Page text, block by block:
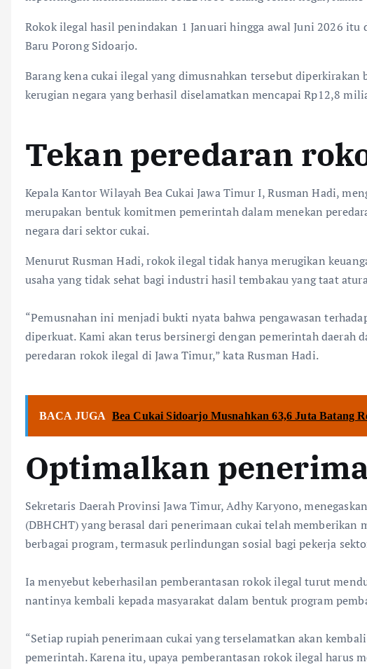
Rokok ilegal hasil penindakan 1 Januari hingga awal Juni 2026
Baru Porong Sidoarjo.
Barang kena cukai ilegal yang dimusnahkan tersebut
kerugian negara yang berhasil diselamatkan mencapai Rp12,8
Tekan peredaran
‎Kepala Kantor Wilayah Bea Cukai Jawa Timur I, Rusman Hadi,
merupakan bentuk komitmen pemerintah dalam menekan
negara dari sektor cukai.
Menurut Rusman Hadi, rokok ilegal tidak hanya merugikan
usaha yang tidak sehat bagi industri hasil tembakau yang taat
‎“Pemusnahan ini menjadi bukti nyata bahwa pengawasan
diperkuat. Kami akan terus bersinergi dengan pemerintah daerah
peredaran rokok ilegal di Jawa Timur,” kata Rusman Hadi.
BACA JUGA Bea Cukai Sidoarjo Musnahkan 63,6 Juta Batang
Optimalkan
‎Sekretaris Daerah Provinsi Jawa Timur, Adhy Karyono,
(DBHCHT) yang berasal dari penerimaan cukai telah memberikan
berbagai program, termasuk perlindungan sosial bagi pekerja
‎Ia menyebut keberhasilan pemberantasan rokok ilegal turut
nantinya kembali kepada masyarakat dalam bentuk program
‎“Setiap rupiah penerimaan cukai yang terselamatkan akan
pemerintah. Karena itu, upaya pemberantasan rokok ilegal harus